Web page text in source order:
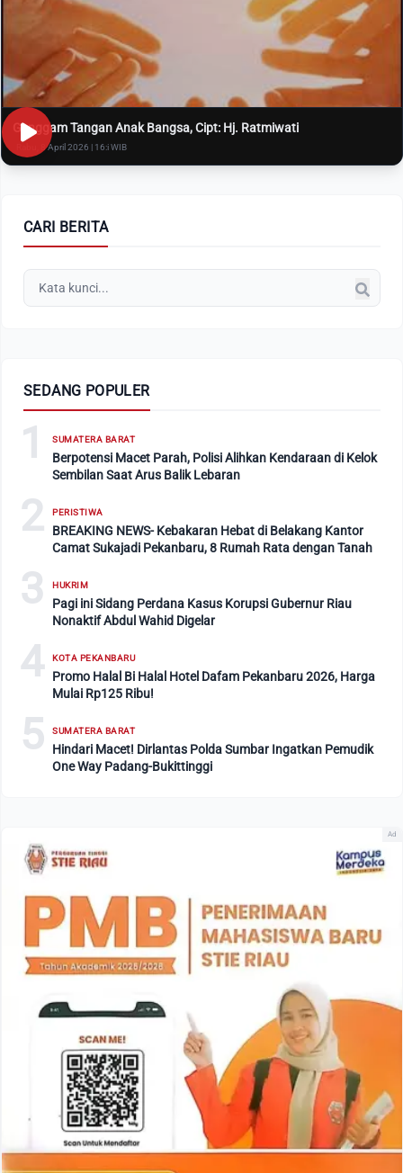
Genggam Tangan Anak Bangsa, Cipt: Hj. Ratmiwati
Rabu, 8 April 2026 | 16:i WIB
CARI BERITA
SEDANG POPULER
1 SUMATERA BARAT
Berpotensi Macet Parah, Polisi Alihkan Kendaraan di Kelok
Sembilan Saat Arus Balik Lebaran
2 PERISTIWA
BREAKING NEWS- Kebakaran Hebat di Belakang Kantor
Camat Sukajadi Pekanbaru, 8 Rumah Rata dengan Tanah
3 HUKRIM
Pagi ini Sidang Perdana Kasus Korupsi Gubernur Riau
Nonaktif Abdul Wahid Digelar
4 KOTA PEKANBARU
Promo Halal Bi Halal Hotel Dafam Pekanbaru 2026, Harga
Mulai Rp125 Ribu!
5 SUMATERA BARAT
Hindari Macet! Dirlantas Polda Sumbar Ingatkan Pemudik
One Way Padang-Bukittinggi
Ad